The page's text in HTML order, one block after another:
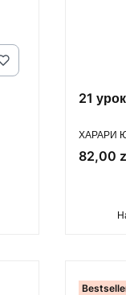
21
ХАРАРИ
Цена
82,00